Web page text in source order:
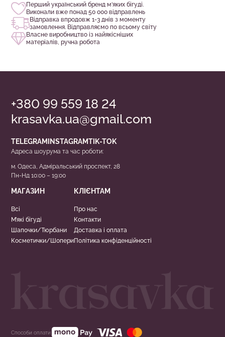
Перший український бренд м‘яких бігуді.
Виконали вже понад 50 000 відправлень
Відправка впродовж 1-3 днів з моменту
замовлення. Відправляємо по всьому світу
Власне виробництво із найякісніших
матеріалів, ручна робота
+380 99 559 18 24
krasavka.ua@gmail.com
TELEGRAM INSTAGRAMTIK-TOK
Адреса шоурума та час роботи:
м. Одеса, Адміральський проспект, 28
Пн-Нд 10:00 – 19:00
МАГАЗИН
Всі
М’які бігуді
Шапочки/Тюрбани
Косметички/Шопери
КЛІЄНТАМ
Про нас
Контакти
Доставка і оплата
Політика конфіденційності
Способи оплати